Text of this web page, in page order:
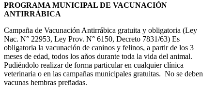
PROGRAMA MUNICIPAL DE VACUNACIÓN
ANTIRRÁBICA
Campaña de Vacunación Antirrábica gratuita y obligatoria (Ley
Nac. N° 22953, Ley Prov. N° 6150, Decreto 7831/63) Es
obligatoria la vacunación de caninos y felinos, a partir de los 3
meses de edad, todos los años durante toda la vida del animal.
Pudiéndolo realizar de forma particular en cualquier clínica
veterinaria o en las campañas municipales gratuitas. No se deben
vacunas hembras preñadas.